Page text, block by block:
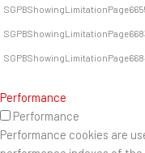
Performance
Performance
Performance cookies are